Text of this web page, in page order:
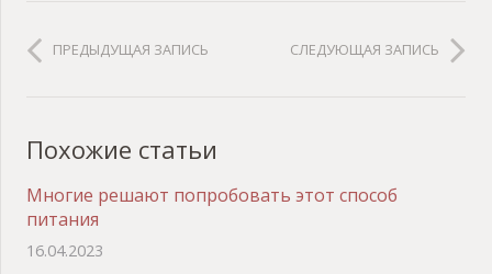
ПРЕДЫДУЩАЯ ЗАПИСЬ СЛЕДУЮЩАЯ ЗАПИСЬ
Похожие статьи
Многие решают попробовать этот способ
питания
16.04.2023